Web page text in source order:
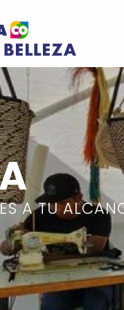
A TU